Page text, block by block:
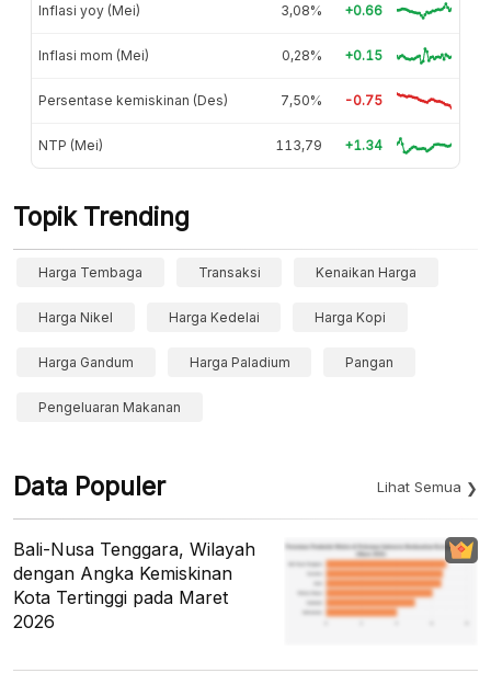
Inflasi yoy (Mei) 3,08% +0.66
Inflasi mom (Mei) 0,28% +0.15
Persentase kemiskinan (Des) 7,50% -0.75
NTP (Mei) 113,79 +1.34
Topik Trending
Harga Tembaga Transaksi Kenaikan Harga
Harga Nikel Harga Kedelai Harga Kopi
Harga Gandum Harga Paladium Pangan
Pengeluaran Makanan
Data Populer Lihat Semua
Bali-Nusa Tenggara, Wilayah
dengan Angka Kemiskinan
Kota Tertinggi pada Maret
2026